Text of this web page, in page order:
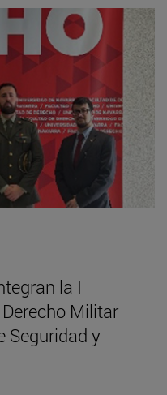
la I
Militar
Seguridad y